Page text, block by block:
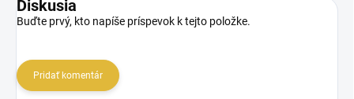
Diskusia
Buďte prvý, kto napíše príspevok k tejto položke.
Pridať komentár